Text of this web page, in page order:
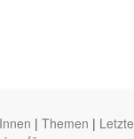
| Themen | Letzte